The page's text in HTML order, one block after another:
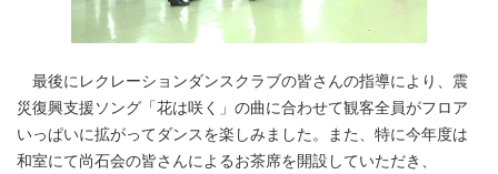
最後にレクレーションダンスクラブの皆さんの指導により、震
災復興支援ソング「花は咲く」の曲に合わせて観客全員がフロア
いっぱいに拡がってダンスを楽しみました。また、特に今年度は
和室にて尚石会の皆さんによるお茶席を開設していただき、